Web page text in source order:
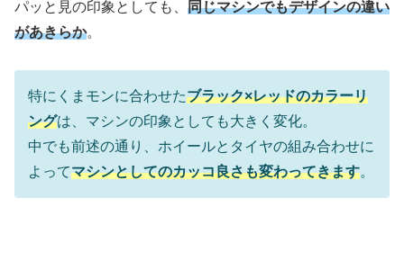
パッと見の印象としても、 同じマシンでもデザインの違い
があきらか。
特にくまモンに合わせたブラック×レッドのカラーリ
ングは、マシンの印象としても大きく変化。
中でも前述の通り、ホイールとタイヤの組み合わせに
よってマシンとしてのカッコ良さも変わってきます。